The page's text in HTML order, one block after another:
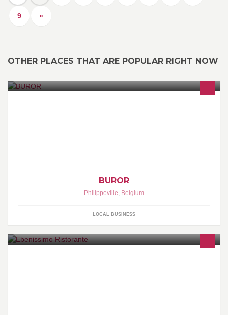
9 »
OTHER PLACES THAT ARE POPULAR RIGHT NOW
BUROR
Philippeville, Belgium
LOCAL BUSINESS